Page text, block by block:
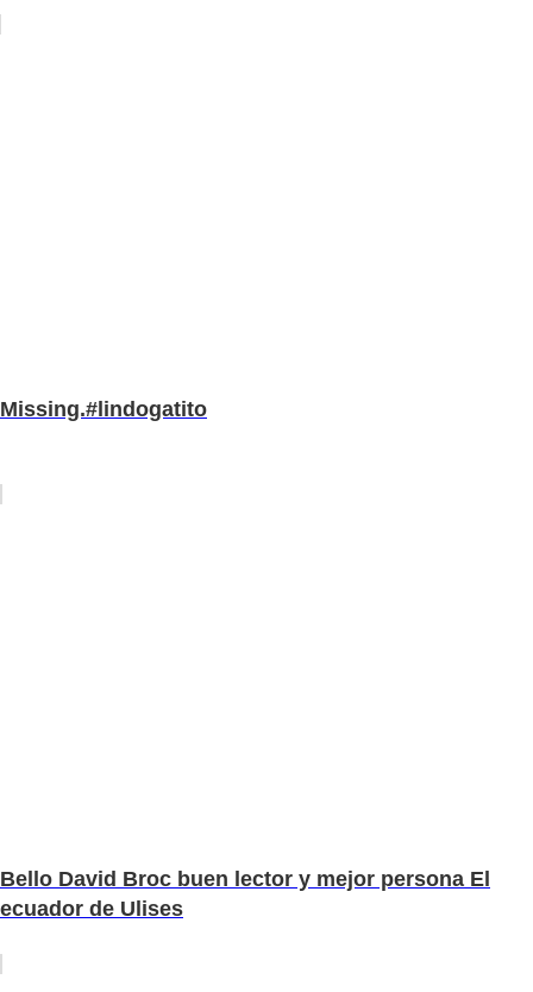
Missing.#lindogatito
Bello David Broc buen lector y mejor persona El
ecuador de Ulises